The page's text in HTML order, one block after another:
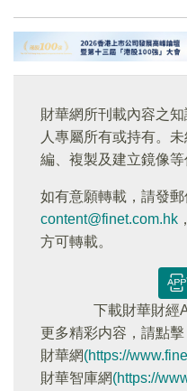
財華網所刊載內容之
人專屬所有或持有。
編、複製及建立鏡像等
如有意願轉載，請發郵
content@finet.com.hk
方可轉載。
下載財華財經
更多精彩内容，請點擊
財華網(https://
財華智庫網(https://